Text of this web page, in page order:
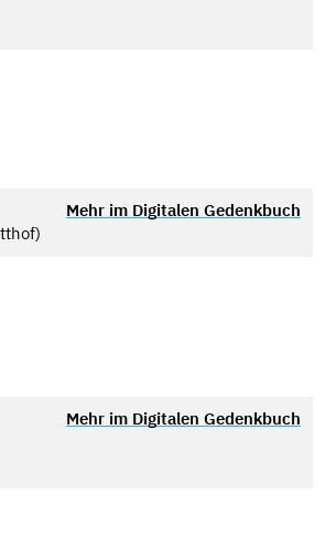
Mehr im Digitalen Gedenkbuch
Mehr im Digitalen Gedenkbuch